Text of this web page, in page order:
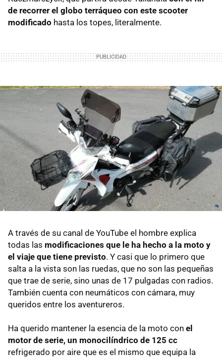
de recorrer el globo terráqueo con este scooter
modificado hasta los topes, literalmente.
A través de su canal de YouTube el hombre explica
todas las modificaciones que le ha hecho a la moto y
el viaje que tiene previsto. Y casi que lo primero que
salta a la vista son las ruedas, que no son las pequeñas
que trae de serie, sino unas de 17 pulgadas con radios.
También cuenta con neumáticos con cámara, muy
queridos entre los aventureros.
Ha querido mantener la esencia de la moto con el
motor de serie, un monocilíndrico de 125 cc
refrigerado por aire que es el mismo que equipa la